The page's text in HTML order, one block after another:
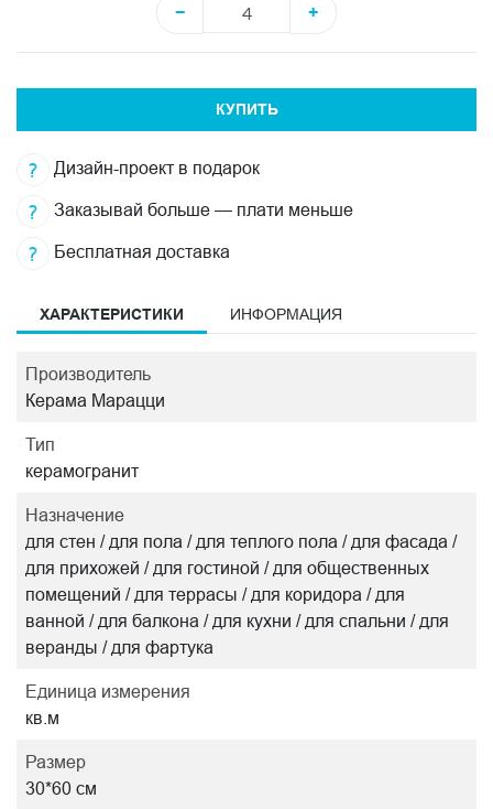
−
+
КУПИТЬ
Дизайн-проект в подарок
Заказывай больше — плати меньше
Бесплатная доставка
ХАРАКТЕРИСТИКИ ИНФОРМАЦИЯ
Производитель
Керама Марацци
Тип
керамогранит
Назначение
для стен / для пола / для теплого пола / для фасада /
для прихожей / для гостиной / для общественных
помещений / для террасы / для коридора / для
ванной / для балкона / для кухни / для спальни / для
веранды / для фартука
Единица измерения
кв.м
Размер
30*60 см